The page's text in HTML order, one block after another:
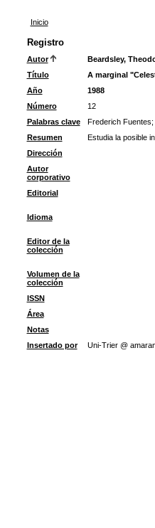
Inicio
Registro
Autor
Beardsley,
Título
A marginal
Año
1988
Número
12
Palabras clave
Frederich Fuentes;
Resumen
Estudia la posible
Dirección
Autor
corporativo
Editorial
Idioma
Editor de la
colección
Volumen de la
colección
ISSN
Área
Notas
Insertado por
Uni-Trier @